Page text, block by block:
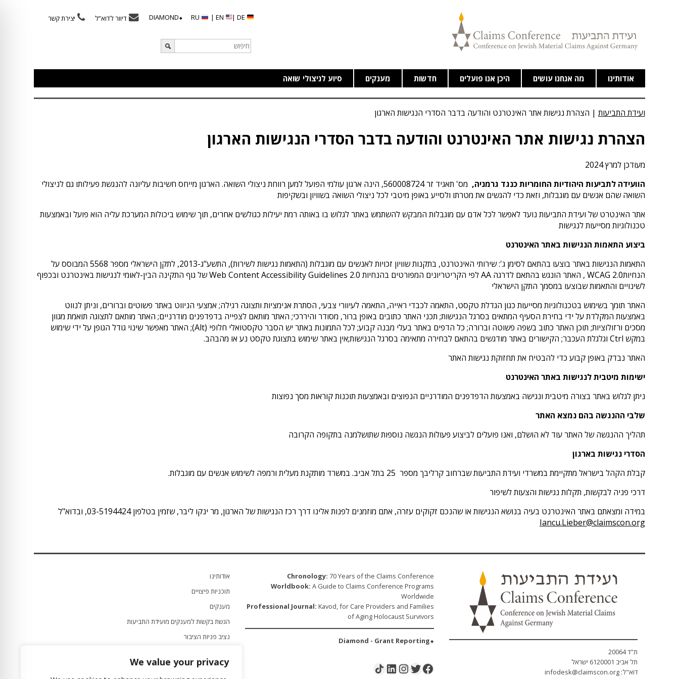
We value your privacy
⬥DIAMOND דיוור לדוא”ל יצירת קשר
אודותינו מה אנחנו עושים היכן אנו פועלים חדשות מענקים סיוע לניצולי שואה
ועידת התביעות | הצהרת נגישות אתר האינטרנט והודעה בדבר הסדרי הנגישות הארגון
הצהרת נגישות אתר האינטרנט והודעה בדבר הסדרי הנגישות הארגון
מעודכן למרץ 2024
הוועידה לתביעות היהודיות החומריות כנגד גרמניה,
מס' תאגיד זר 560008724, הינה ארגון עולמי הפועל למען רווחת ניצולי השואה. הארגון מייחס חשיבות עליונה להנגשת פעילותו גם לניצולי
השואה שהם אנשים עם מוגבלות, וזאת כדי להגשים את מטרתו ולסייע באופן מיטבי לכל ניצולי השואה בשוויון ובשקיפות
אתר האינטרט של ועידת התביעות נועד לאפשר לכל אדם עם מוגבלות המבקש להשתמש באתר לגלוש בו באותה רמת יעילות כגולשים אחרים, תוך שימוש ביכולות המערכת עליה הוא פועל ובאמצעות
טכנולוגיות מסייעות לנגישות
ביצוע התאמות הנגישות באתר האינטרנט
התאמות הנגישות באתר בוצעו בהתאם לסימן ג': שירותי האינטרנט, בתקנות שוויון זכויות לאנשים עם מוגבלות (התאמות נגישות לשירות), התשע"ג-2013, לתקן הישראלי מספר 5568 המבוסס על
הנחיותWCAG 2.0 , האתר הונגש בהתאם לדרגה AA לפי הקריטריונים המפורטים בהנחיות Web Content Accessibility Guidelines 2.0 של גוף התקינה הבין-לאומי לנגישות באינטרנט ובכפוף
לשינויים והתאמות שבוצעו במסמך התקן הישראלי
האתר תומך בשימוש בטכנולוגיות מסייעות כגון הגדלת טקסט, התאמה לכבדי ראייה, התאמה לעיוורי צבעי, הסתרת אנימציות ותצוגה רגילה; אמצעי הניווט באתר פשוטים וברורים, וניתן לנווט
באמצעות המקלדת על ידי בחירת הסעיף המתאים בסרגל הנגישות; תכני האתר כתובים באופן ברור, מסודר והיררכי; האתר מותאם לצפייה בדפדפנים מודרניים; האתר מותאם לתצוגה תואמת מגוון
מסכים ורזולוציות; תוכן האתר כתוב בשפה פשוטה וברורה; כל הדפים באתר בעלי מבנה קבוע; לכל התמונות באתר יש הסבר טקסטואלי חלופי (Alt); האתר מאפשר שינוי גודל הגופן על ידי שימוש
במקש Ctrl וגלגלת העכבר; הקישורים באתר מודגשים בהתאם לבחירה מתאימה בסרגל הנגישות;אין באתר שימוש בתצוגת טקסט נע או מהבהב.
האתר נבדק באופן קבוע כדי להבטיח את תחזוקת נגישות האתר
ישימות מיטבית לנגישות באתר האינטרנט
ניתן לגלוש באתר בצורה מיטבית ונגישה באמצעות הדפדפנים המודרניים הנפוצים ובאמצעות תוכנות קוראות מסך נפוצות
שלבי ההנגשה בהם נמצא האתר
תהליך ההנגשה של האתר עוד לא הושלם, ואנו פועלים לביצוע פעולות הנגשה נוספות שתושלמנה בתקופה הקרובה
הסדרי נגישות בארגון
קבלת הקהל בישראל מתקיימת במשרדי ועידת התביעות שברחוב קרליבך מספר 25 בתל אביב. במשרד מותקנת מעלית ורמפה לשימוש אנשים עם מוגבלות.
דרכי פניה לבקשות, תקלות נגישות והצעות לשיפור
במידה ומצאתם באתר האינטרנט בעיה בנושא הנגישות או שהנכם זקוקים עזרה, אתם מוזמנים לפנות אלינו דרך רכז הנגישות של הארגון, מר ינקו ליבר, שזמין בטלפון 03-5194424, ובדוא"ל
Iancu.Lieber@claimscon.org
אודותינו
תוכניות פיצויים
מענקים
הגשת בקשות למענקים מועידת התביעות
נציב פניות הציבור
הצהרת נגישות
Chronology: 70 Years of the Claims Conference
Worldbook: A Guide to Claims Conference Programs
Worldwide
Professional Journal: Kavod, for Care Providers and Families
of Aging Holocaust Survivors
⬥Diamond - Grant Reporting
Facebook
Twitter
Instagram
LinkedIn
Share Icon
ת"ד 20064
תל אביב 6120001 ישראל
דוא"ל: infodesk@claimscon.org